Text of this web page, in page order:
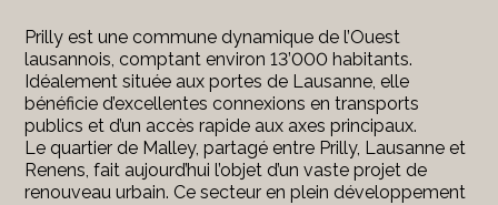
Prilly est une commune dynamique de l’Ouest
lausannois, comptant environ 13’000 habitants.
Idéalement située aux portes de Lausanne, elle
bénéficie d’excellentes connexions en transports
publics et d’un accès rapide aux axes principaux.
Le quartier de Malley, partagé entre Prilly, Lausanne et
Renens, fait aujourd’hui l’objet d’un vaste projet de
renouveau urbain. Ce secteur en plein développement